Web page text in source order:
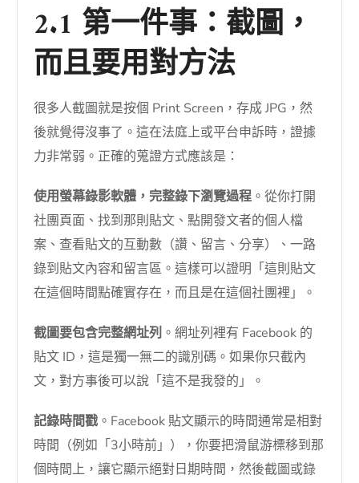
2.1 第一件事：截圖，
而且要用對方法
很多人截圖就是按個 Print Screen，存成 JPG，然
後就覺得沒事了。這在法庭上或平台申訴時，證據
力非常弱。正確的蒐證方式應該是：
使用螢幕錄影軟體，完整錄下瀏覽過程 。從你打開
社團頁面、找到那則貼文、點開發文者的個人檔
案、查看貼文的互動數（讚、留言、分享）、一路
錄到貼文內容和留言區。這樣可以證明「這則貼文
在這個時間點確實存在，而且是在這個社團裡」。
截圖要包含完整網址列 。網址列裡有 Facebook 的
貼文 ID，這是獨一無二的識別碼。如果你只截內
文，對方事後可以說「這不是我發的」。
記錄時間戳 。Facebook 貼文顯示的時間通常是相對
時間（例如「3小時前」），你要把滑鼠游標移到那
個時間上，讓它顯示絕對日期時間，然後截圖或錄